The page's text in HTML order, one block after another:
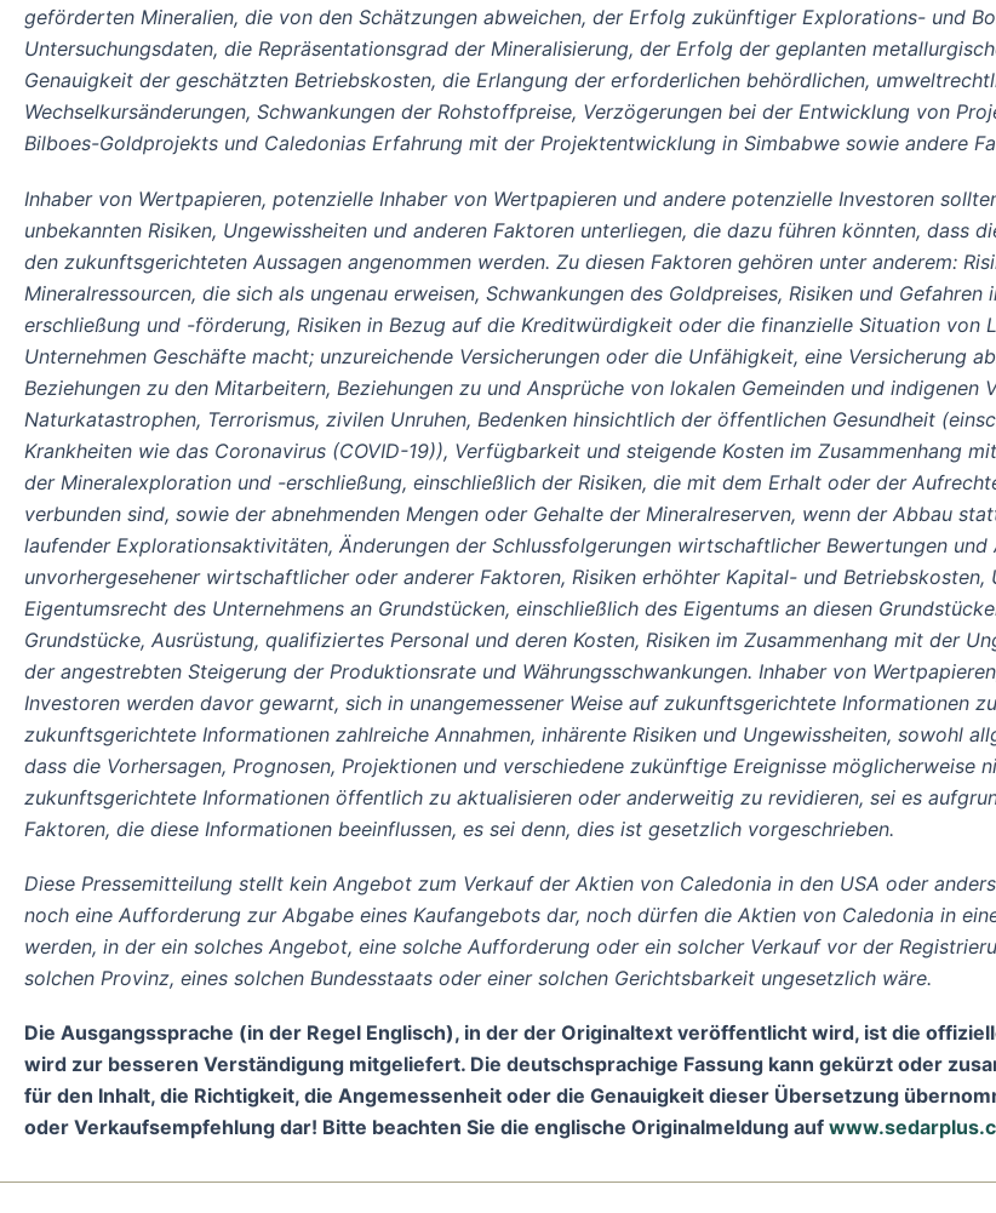
geförderten Mineralien, die von den Schätzungen abweichen, der Erfolg zukünftiger Explorations- und
Untersuchungsdaten, die Repräsentationsgrad der Mineralisierung, der Erfolg der geplanten
Genauigkeit der geschätzten Betriebskosten, die Erlangung der erforderlichen behördlichen,
Wechselkursänderungen, Schwankungen der Rohstoffpreise, Verzögerungen bei der Entwicklung von
Bilboes-Goldprojekts und Caledonias Erfahrung mit der Projektentwicklung in Simbabwe sowie andere
Inhaber von Wertpapieren, potenzielle Inhaber von Wertpapieren und andere potenzielle Investoren
unbekannten Risiken, Ungewissheiten und anderen Faktoren unterliegen, die dazu führen könnten, dass
den zukunftsgerichteten Aussagen angenommen werden. Zu diesen Faktoren gehören unter anderem:
Mineralressourcen, die sich als ungenau erweisen, Schwankungen des Goldpreises, Risiken und
erschließung und -förderung, Risiken in Bezug auf die Kreditwürdigkeit oder die finanzielle Situation von
Unternehmen Geschäfte macht; unzureichende Versicherungen oder die Unfähigkeit, eine Versicherung
Beziehungen zu den Mitarbeitern, Beziehungen zu und Ansprüche von lokalen Gemeinden und indigenen
Naturkatastrophen, Terrorismus, zivilen Unruhen, Bedenken hinsichtlich der öffentlichen Gesundheit
Krankheiten wie das Coronavirus (COVID-19)), Verfügbarkeit und steigende Kosten im Zusammenhang
der Mineralexploration und -erschließung, einschließlich der Risiken, die mit dem Erhalt oder der
verbunden sind, sowie der abnehmenden Mengen oder Gehalte der Mineralreserven, wenn der Abbau
laufender Explorationsaktivitäten, Änderungen der Schlussfolgerungen wirtschaftlicher Bewertungen
unvorhergesehener wirtschaftlicher oder anderer Faktoren, Risiken erhöhter Kapital- und
Eigentumsrecht des Unternehmens an Grundstücken, einschließlich des Eigentums an diesen
Grundstücke, Ausrüstung, qualifiziertes Personal und deren Kosten, Risiken im Zusammenhang mit der
der angestrebten Steigerung der Produktionsrate und Währungsschwankungen. Inhaber von
Investoren werden davor gewarnt, sich in unangemessener Weise auf zukunftsgerichtete Informationen
zukunftsgerichtete Informationen zahlreiche Annahmen, inhärente Risiken und Ungewissheiten, sowohl
dass die Vorhersagen, Prognosen, Projektionen und verschiedene zukünftige Ereignisse
zukunftsgerichtete Informationen öffentlich zu aktualisieren oder anderweitig zu revidieren, sei es
Faktoren, die diese Informationen beeinflussen, es sei denn, dies ist gesetzlich vorgeschrieben.
Diese Pressemitteilung stellt kein Angebot zum Verkauf der Aktien von Caledonia in den USA oder
noch eine Aufforderung zur Abgabe eines Kaufangebots dar, noch dürfen die Aktien von Caledonia in
werden, in der ein solches Angebot, eine solche Aufforderung oder ein solcher Verkauf vor der
solchen Provinz, eines solchen Bundesstaats oder einer solchen Gerichtsbarkeit ungesetzlich wäre.
Die Ausgangssprache (in der Regel Englisch), in der der Originaltext veröffentlicht wird, ist die
wird zur besseren Verständigung mitgeliefert. Die deutschsprachige Fassung kann gekürzt oder
für den Inhalt, die Richtigkeit, die Angemessenheit oder die Genauigkeit dieser Übersetzung
oder Verkaufsempfehlung dar! Bitte beachten Sie die englische Originalmeldung auf